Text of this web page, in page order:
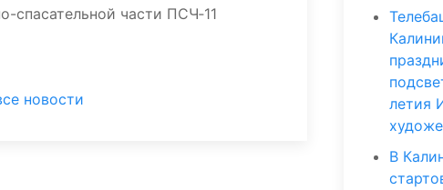
части ПСЧ‑11
новости
летия
В